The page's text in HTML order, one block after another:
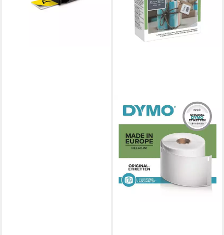
lieferbar - in 3-4 Werktagen bei dir